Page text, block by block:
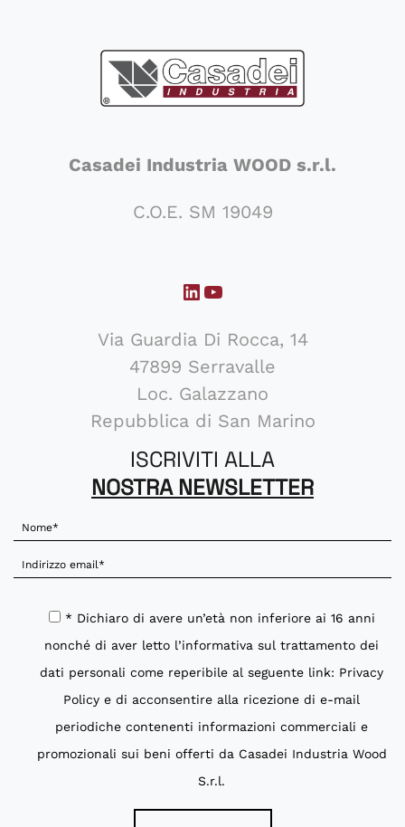
Casadei Industria WOOD s.r.l.
C.O.E. SM 19049
LinkedIn
YouTube
Via Guardia Di Rocca, 14
47899 Serravalle
Loc. Galazzano
Repubblica di San Marino
ISCRIVITI ALLA
NOSTRA NEWSLETTER
* Dichiaro di avere un’età non inferiore ai 16 anni
nonché di aver letto l’informativa sul trattamento dei
dati personali come reperibile al seguente link: Privacy
Policy e di acconsentire alla ricezione di e-mail
periodiche contenenti informazioni commerciali e
promozionali sui beni offerti da Casadei Industria Wood
S.r.l.